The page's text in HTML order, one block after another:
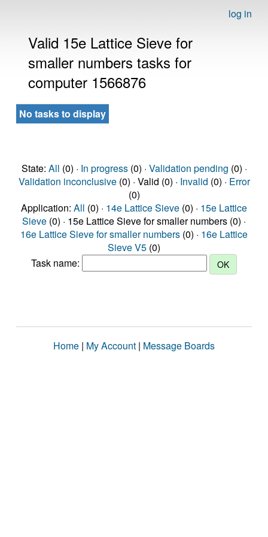
log in
Valid 15e Lattice Sieve for
smaller numbers tasks for
computer 1566876
No tasks to display
State: All (0) · In progress(0) · Validation pending (0) ·
Validation inconclusive(0) · Valid (0) · Invalid (0) · Error
(0)
Application: All (0) · 14e Lattice Sieve (0) · 15e Lattice
Sieve (0) · 15e Lattice Sieve for smaller numbers (0) ·
16e Lattice Sieve for smaller numbers (0) · 16e Lattice
Sieve V5 (0)
Task name:
Home | My Account | Message Boards